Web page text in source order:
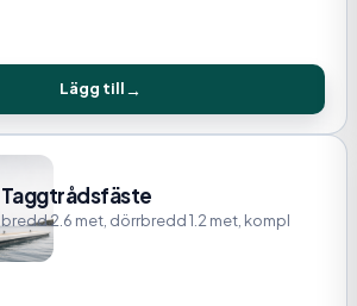
Lägg till
Taggtrådsfäste
bredd 2.6 met, dörrbredd 1.2 met, kompl